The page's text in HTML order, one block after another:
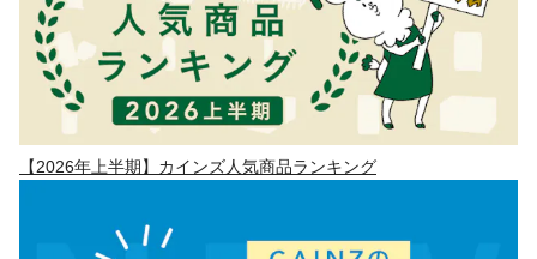
【2026年上半期】カインズ人気商品ランキング